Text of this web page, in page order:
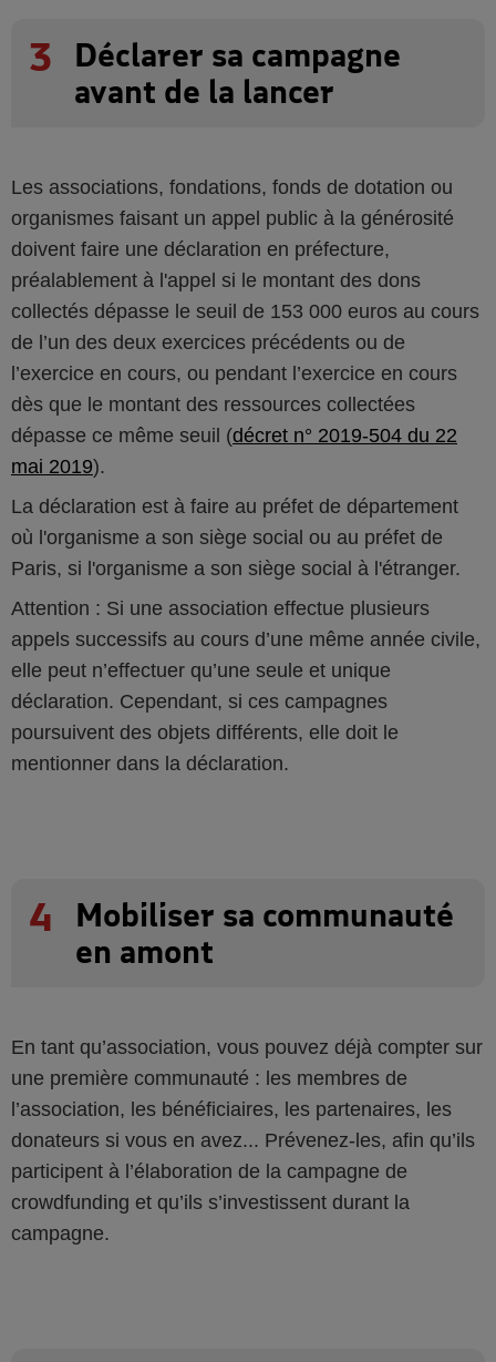
3
Déclarer sa campagne
avant de la lancer
Les associations, fondations, fonds de dotation ou
organismes faisant un appel public à la générosité
doivent faire une déclaration en préfecture,
préalablement à l'appel si le montant des dons
collectés dépasse le seuil de 153 000 euros au cours
de l’un des deux exercices précédents ou de
l’exercice en cours, ou pendant l’exercice en cours
dès que le montant des ressources collectées
dépasse ce même seuil (décret n° 2019-504 du 22
mai 2019).
La déclaration est à faire au préfet de département
où l'organisme a son siège social ou au préfet de
Paris, si l'organisme a son siège social à l'étranger.
Attention : Si une association effectue plusieurs
appels successifs au cours d’une même année civile,
elle peut n’effectuer qu’une seule et unique
déclaration. Cependant, si ces campagnes
poursuivent des objets différents, elle doit le
mentionner dans la déclaration.
4
Mobiliser sa communauté
en amont
En tant qu’association, vous pouvez déjà compter sur
une première communauté : les membres de
l’association, les bénéficiaires, les partenaires, les
donateurs si vous en avez... Prévenez-les, afin qu’ils
participent à l’élaboration de la campagne de
crowdfunding et qu’ils s’investissent durant la
campagne.